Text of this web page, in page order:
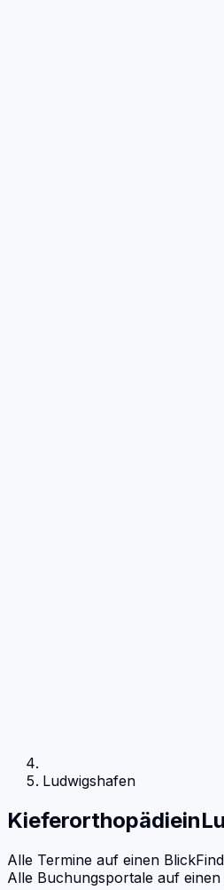
Ludwigshafen
Kieferorthopädiein
Alle Termine auf einen Blick
Alle Buchungsportale auf einen